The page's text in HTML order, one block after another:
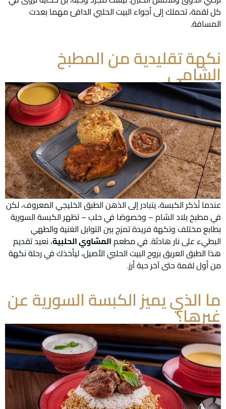
كل لقمة، تحملك إلى أجواء البيت الحلبي الدافئ مهما بعدت
المسافة.
نكهة تقليدية من المطبخ
الشامي
عندما تُذكر الكبسة، يتبادر إلى الذهن الطبق الخليجي المعروف، لكن
في مطبخ بلاد الشام – وخصوصًا في حلب – تظهر الكبسة السورية
بطابع مختلف ونكهة فريدة تمزج بين التوابل الغنية والطهي
البطيء على نار هادئة. في مطعمالمشاوي الحلبية، نعيد تقديم
هذا الطبق العريق بروح البيت الحلبي الأصيل، ليأخذك في رحلة نكهة
من أول لقمة حتى آخر حبة أرز.
ما الذي يميز الكبسة السورية عن
غيرها؟